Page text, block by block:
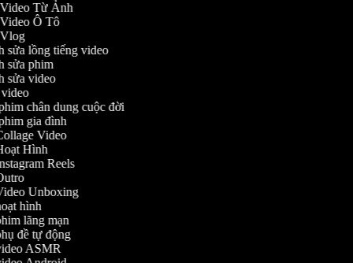
Video Từ Ảnh
Video Ô Tô
Vlog
sửa lồng tiếng video
sửa phim
sửa video
video
chân dung cuộc đời
gia đình
Video
Hình
Reels
Unboxing
hình
lãng mạn
đề tự động
ASMR